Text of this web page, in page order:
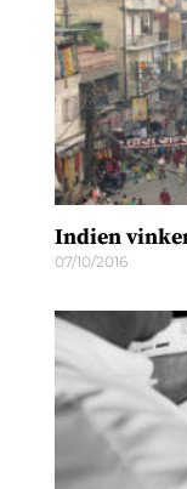
Indien
07/10/2016